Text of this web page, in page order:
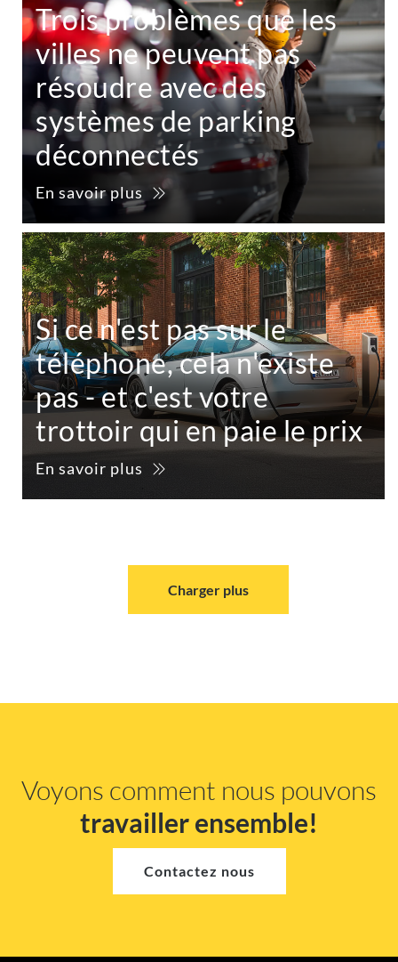
Trois problèmes que les
villes ne peuvent pas
résoudre avec des
systèmes de parking
déconnectés
En savoir plus
Si ce n'est pas sur le
téléphone, cela n'existe
pas - et c'est votre
trottoir qui en paie le prix
En savoir plus
Charger plus
Voyons comment nous pouvons
travailler ensemble!
Contactez nous